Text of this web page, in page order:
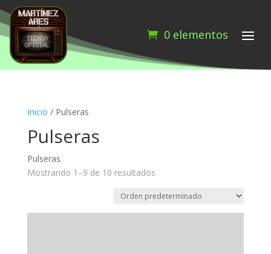
0 elementos
Inicio / Pulseras
Pulseras
Pulseras
Mostrando 1–9 de 10 resultados